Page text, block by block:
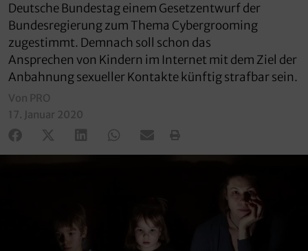
Deutsche Bundestag einem Gesetzentwurf der
Bundesregierung zum Thema Cybergrooming
zugestimmt. Demnach soll schon das
Ansprechen von Kindern im Internet mit dem Ziel der
Anbahnung sexueller Kontakte künftig strafbar sein.
Von PRO
17. Januar 2020